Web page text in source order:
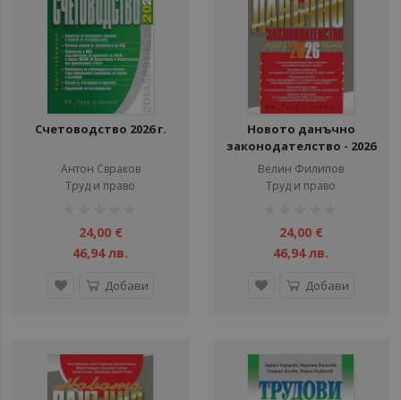
Счетоводство 2026 г.
Антон Свраков
Труд и право
24,00 €
46,94 лв.
Добави
Новото данъчно
законодателство - 2026
година
Велин Филипов
Труд и право
24,00 €
46,94 лв.
Добави